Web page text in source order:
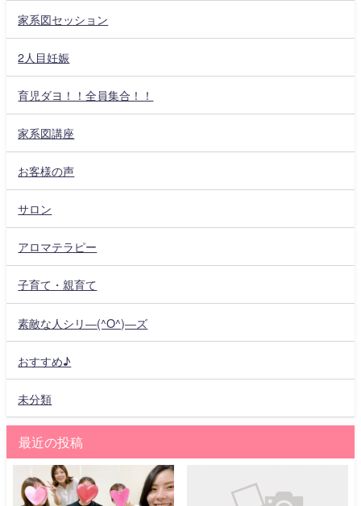
家系図セッション
2人目妊娠
育児ダヨ！！全員集合！！
家系図講座
お客様の声
サロン
アロマテラピー
子育て・親育て
素敵な人シリ―(^O^)―ズ
おすすめ♪
未分類
最近の投稿